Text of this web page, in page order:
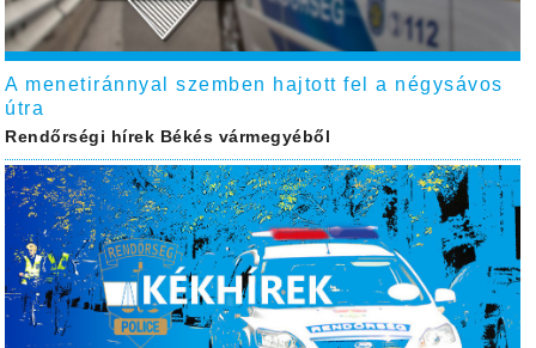
A menetiránnyal szemben hajtott fel a négysávos
útra
Rendőrségi hírek Békés vármegyéből